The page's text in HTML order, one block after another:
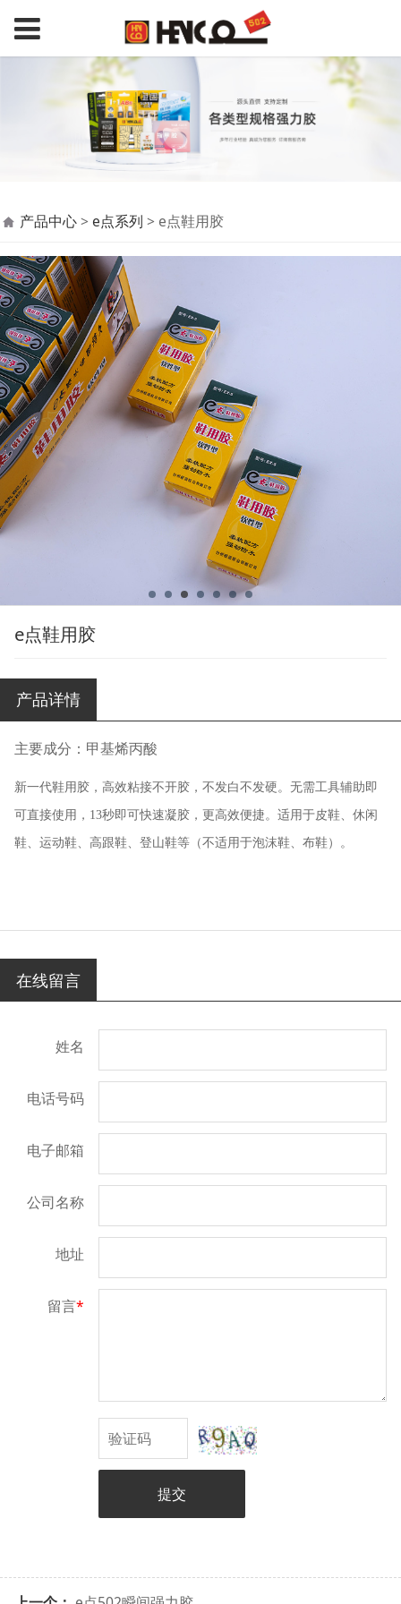
e点鞋用胶
产品中心> e点系列 > e点鞋用胶
e点鞋用胶
产品详情
主要成分：甲基烯丙酸
新一代鞋用胶，高效粘接不开胶，不发白不发硬。无需工具辅助即
可直接使用，13秒即可快速凝胶，更高效便捷。适用于皮鞋、休闲
鞋、运动鞋、高跟鞋、登山鞋等（不适用于泡沫鞋、布鞋）。
在线留言
姓名
电话号码
电子邮箱
公司名称
地址
留言*
提交